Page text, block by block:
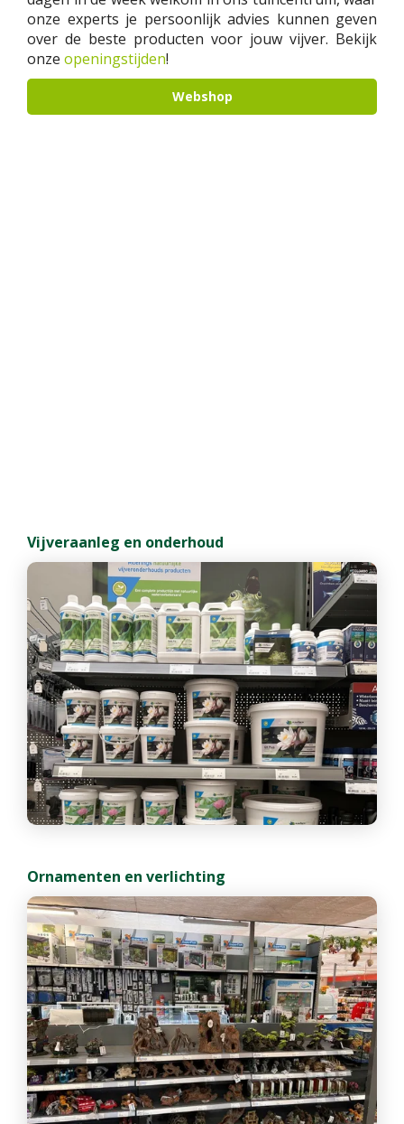
onze experts je persoonlijk advies kunnen geven
over de beste producten voor jouw vijver. Bekijk
onze openingstijden!
Webshop
Vijveraanleg en onderhoud
Ornamenten en verlichting